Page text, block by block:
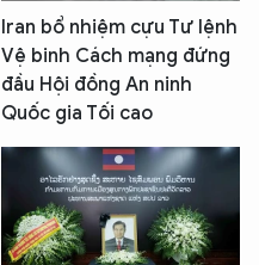
Iran bổ nhiệm cựu Tư lệnh
Vệ binh Cách mạng đứng
đầu Hội đồng An ninh
Quốc gia Tối cao